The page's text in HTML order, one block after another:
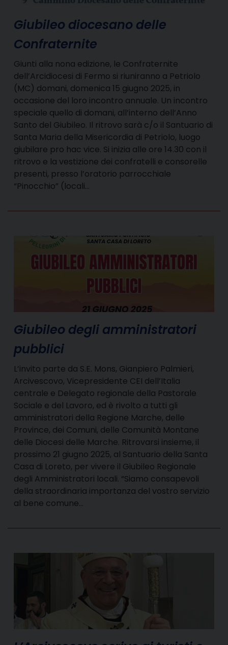
Giubileo diocesano delle
Confraternite
Giunti alla nona edizione, le Confraternite
dell’Arcidiocesi di Fermo si riuniranno a Petriolo
(MC) domani, domenica 15 giugno 2025, in
occasione del loro incontro annuale. Un incontro
speciale quello di domani, all’interno dell’Anno
Santo del Giubileo. Il ritrovo sarà c/o il Santuario di
Santa Maria della Misericordia di Petriolo, luogo
giubilare pro hac vice. Si inizia alle ore 14.30 con il
ritrovo e la vestizione dei confratelli e consorelle
presenti, presso l’oratorio parrocchiale
“Pinocchio” (locali…
Giubileo degli amministratori
pubblici
L’invito parte da S.E. Mons, Gianpiero Palmieri,
Arcivescovo, Vicepresidente CEI dell’Italia
centrale e Delegato regionale della Pastorale
Sociale e del Lavoro, ed è rivolto a tutti gli
amministratori della Regione Marche, delle
Province, dei Comuni, delle Comunità Montane
delle Diocesi delle Marche. Ritrovarsi insieme, il
prossimo 21 giugno 2025, al Santuario della Santa
Casa di Loreto, per vivere il Giubileo Regionale
degli Amministratori locali. “Siamo consapevoli
della straordinaria importanza del vostro servizio
al bene comune…